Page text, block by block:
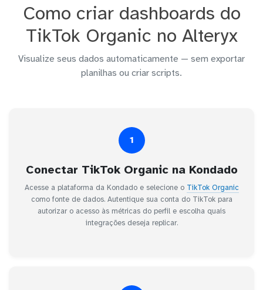
Como criar dashboards do
TikTok Organic no Alteryx
Visualize seus dados automaticamente — sem exportar
planilhas ou criar scripts.
1
Conectar TikTok Organic na Kondado
Acesse a plataforma da Kondado e selecione o TikTok Organic
como fonte de dados. Autentique sua conta do TikTok para
autorizar o acesso às métricas do perfil e escolha quais
integrações deseja replicar.